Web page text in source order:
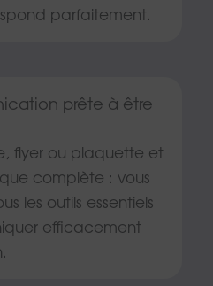
parfaitement.
prête à être
flyer ou plaquette et
complète : vous
les outils essentiels
efficacement